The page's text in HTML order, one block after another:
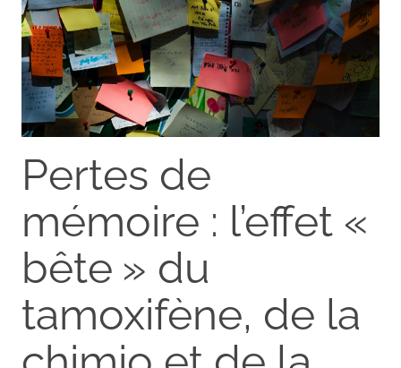
Pertes de
mémoire : l’effet «
bête » du
tamoxifène, de la